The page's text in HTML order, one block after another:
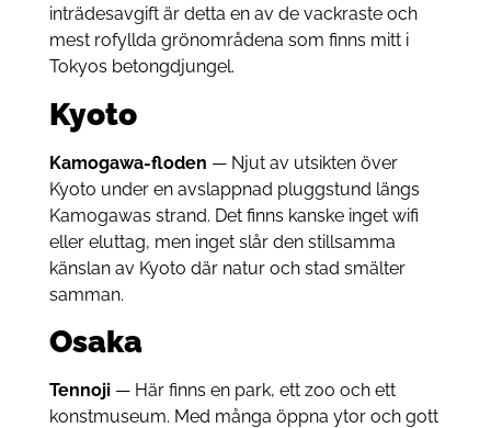
inträdesavgift är detta en av de vackraste och
mest rofyllda grönområdena som finns mitt i
Tokyos betongdjungel.
Kyoto
Kamogawa-floden — Njut av utsikten över
Kyoto under en avslappnad pluggstund längs
Kamogawas strand. Det finns kanske inget wifi
eller eluttag, men inget slår den stillsamma
känslan av Kyoto där natur och stad smälter
samman.
Osaka
Tennoji— Här finns en park, ett zoo och ett
konstmuseum. Med många öppna ytor och gott